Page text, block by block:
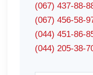
(067) 437-88-
(067) 456-58-
(044) 451-86-
(044) 205-38-